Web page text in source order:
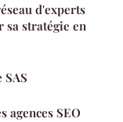
d'experts
stratégie en
agences SEO